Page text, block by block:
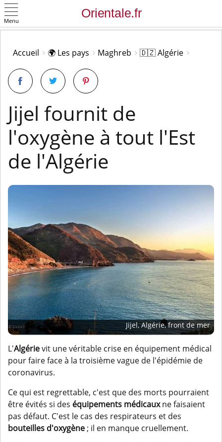
Menu
Accueil 🌍 Les pays Maghreb 🇩🇿 Algérie
Jijel fournit de
l'oxygène à tout l'Est
de l'Algérie
Jijel, Algérie, front de mer
L'Algérievit une véritable crise en équipement médical
pour faire face à la troisième vague de l'épidémie de
coronavirus.
Ce qui est regrettable, c'est que des morts pourraient
être évités si des équipements médicauxne faisaient
pas défaut. C'est le cas des respirateurs et des
bouteilles d'oxygène ; il en manque cruellement.